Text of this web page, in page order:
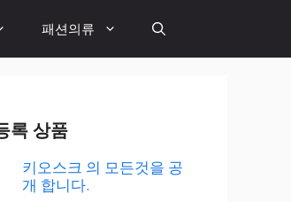
패션의류
록 상품
키오스크 의 모든것을 공
개 합니다.